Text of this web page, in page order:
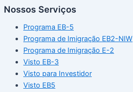
Nossos Serviços
Programa EB-5
Programa de Imigração EB2-NIW
Programa de Imigração E-2
Visto EB-3
Visto para Investidor
Visto EB5